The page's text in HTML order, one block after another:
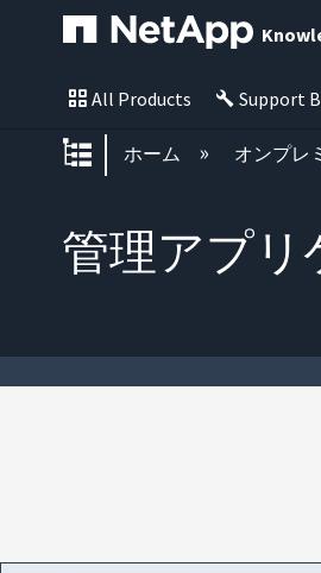
All Products Support
グローバル階層
ホーム オンプレ
管理アプリ